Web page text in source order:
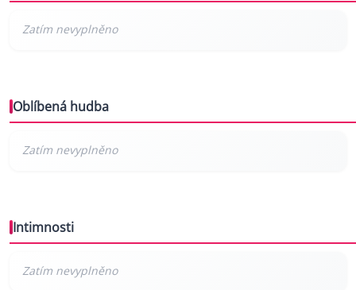
Oblíbená hudba
Intimnosti